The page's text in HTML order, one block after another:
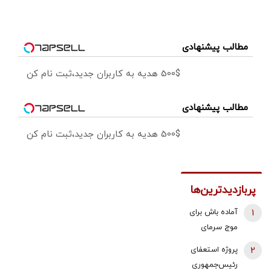
مطالب پیشنهادی
500$ هدیه به کاربران جدید،ثبت نام کن
مطالب پیشنهادی
500$ هدیه به کاربران جدید،ثبت نام کن
پربازدیدترین‌ها
آماده باش برای
موج سرمای
دنبال سوخت
1
پروژه استعفای
رئیس‌جمهوری
2